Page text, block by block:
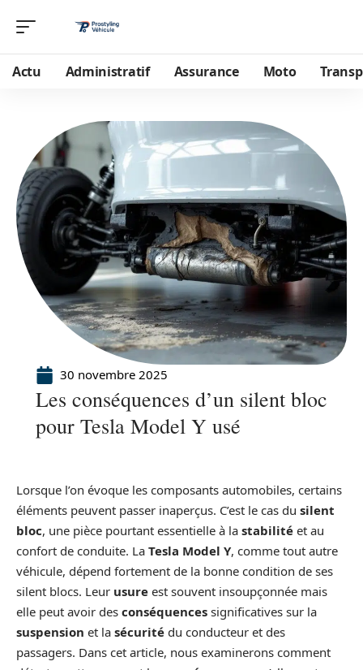
Actu Administratif Assurance Moto
30 novembre 2025
Les conséquences d’un silent bloc
pour Tesla Model Y usé
Lorsque l’on évoque les composants automobiles, certains
éléments peuvent passer inaperçus. C’est le cas du silent
bloc, une pièce pourtant essentielle à la stabilité et au
confort de conduite. La Tesla Model Y, comme tout autre
véhicule, dépend fortement de la bonne condition de ses
silent blocs. Leur usure est souvent insoupçonnée mais
elle peut avoir des conséquences significatives sur la
suspension et la sécurité du conducteur et des
passagers. Dans cet article, nous examinerons comment